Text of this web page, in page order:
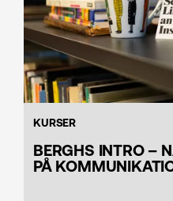
KURSER
BERGHS INTRO –
PÅ